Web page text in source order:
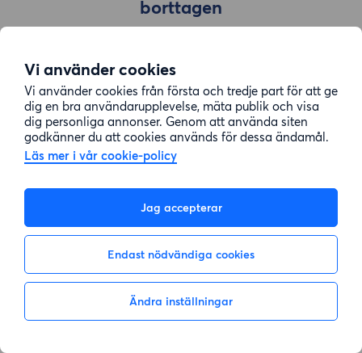
Vi använder cookies
Vi använder cookies från första och tredje part för att ge
dig en bra användarupplevelse, mäta publik och visa
dig personliga annonser. Genom att använda siten
godkänner du att cookies används för dessa ändamål.
Läs mer i vår cookie-policy
Jag accepterar
Endast nödvändiga cookies
Ändra inställningar
borttagen
Gå till sök